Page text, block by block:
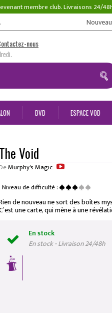
membre club. Livraisons 24/
nous
DVD ESPACE VOD
The Void
DeMurphy's Magic
Niveau de difficulté :
de nouveau ne sort des boîtes
une carte, qui mène à une
En stock
En stock - Livraison 24/48h